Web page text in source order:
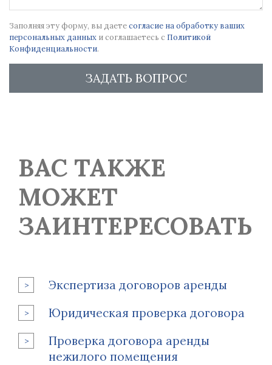
Заполняя эту форму, вы даетесогласие на обработку ваших
персональных данных и соглашаетесь с Политикой
Конфиденциальности.
ЗАДАТЬ ВОПРОС
ВАС ТАКЖЕ
МОЖЕТ
ЗАИНТЕРЕСОВАТЬ
Экспертиза договоров аренды
Юридическая проверка договора
Проверка договора аренды
нежилого помещения